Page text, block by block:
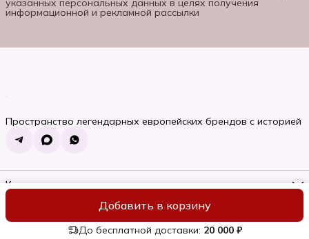
Добавить в корзину
До бесплатной доставки: 20 000 ₽
указанных персональных данных в целях получения
информационной и рекламной рассылки
Пространство легендарных европейских брендов с историей
Контакты
Режим работы
Пн-Вс, 10:00-22:00
ИП Семяновская Ольга СергеевнаОплатаДоставкаПравила